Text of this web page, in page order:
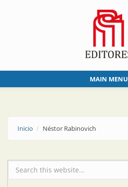
MAIN MENU
Inicio Néstor Rabinovich
Formulario de búsqueda